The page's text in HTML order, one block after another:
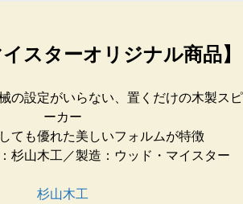
イスターオリジナル商品】
の設定がいらない、置くだけの木製スピ
ーカー
ても優れた美しいフォルムが特徴
杉山木工／製造：ウッド・マイスター
杉山木工